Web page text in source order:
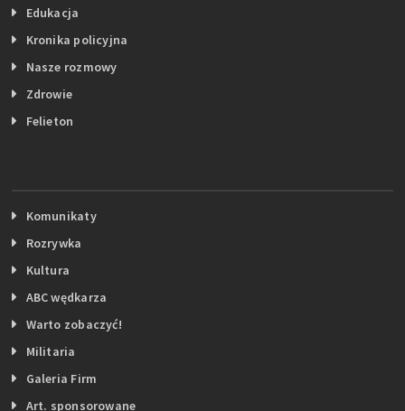
Edukacja
Kronika policyjna
Nasze rozmowy
Zdrowie
Felieton
Komunikaty
Rozrywka
Kultura
ABC wędkarza
Warto zobaczyć!
Militaria
Galeria Firm
Art. sponsorowane